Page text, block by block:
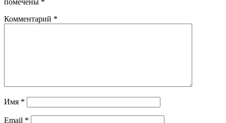
Комментарий *
Имя *
Email *